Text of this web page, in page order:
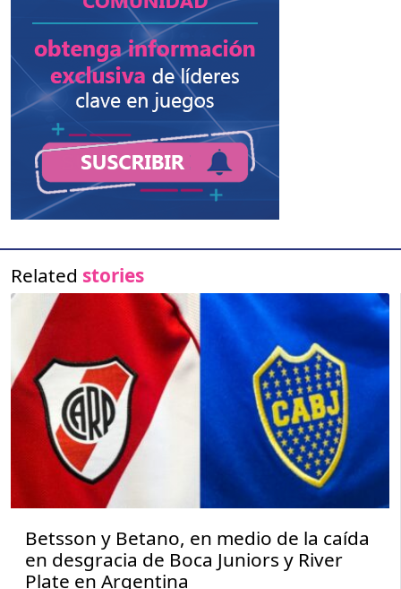
Related stories
Betsson y Betano, en medio de la caída
en desgracia de Boca Juniors y River
Plate en Argentina